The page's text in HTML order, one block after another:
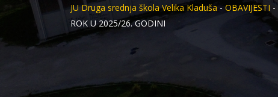
JU Druga srednja škola Velika Kladuša -OBAVIJESTI -
ROK U 2025/26. GODINI